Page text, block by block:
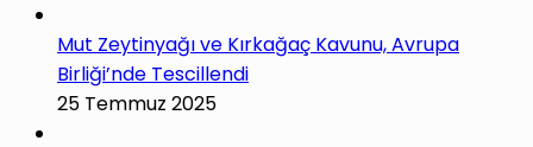
Mut Zeytinyağı ve Kırkağaç Kavunu, Avrupa
Birliği’nde Tescillendi
25 Temmuz 2025